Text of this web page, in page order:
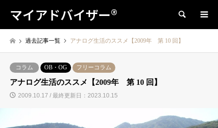
マイアドバイザー® 検索
過去記事一覧 アナログ生活のススメ【2009年 第 10 回】
コラム OB・OG フリーコラム
アナログ生活のススメ【2009年 第 10 回】
2009.10.17 / 最終更新日：2023.10.15